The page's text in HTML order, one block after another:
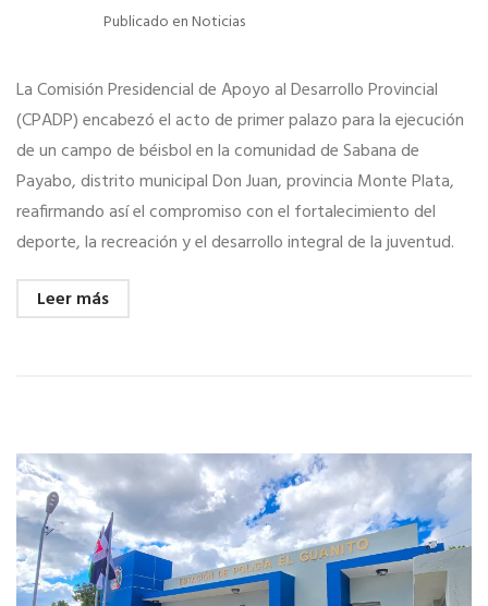
Publicado enNoticias
La Comisión Presidencial de Apoyo al Desarrollo Provincial
(CPADP) encabezó el acto de primer palazo para la ejecución
de un campo de béisbol en la comunidad de Sabana de
Payabo, distrito municipal Don Juan, provincia Monte Plata,
reafirmando así el compromiso con el fortalecimiento del
deporte, la recreación y el desarrollo integral de la juventud.
Leer más